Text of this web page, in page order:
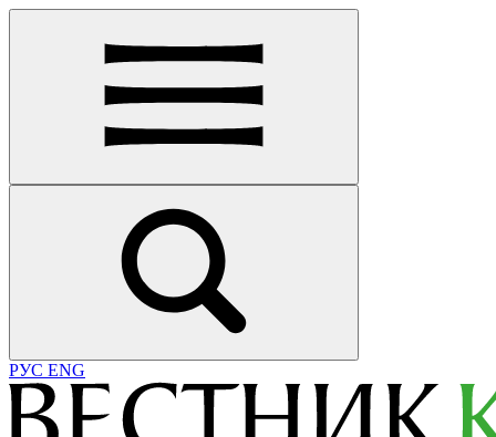
РУС ENG